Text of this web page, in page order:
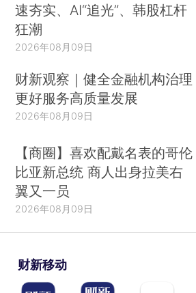
速夯实、AI“追光”、韩股杠杆
狂潮
2026年08月09日
财新观察｜健全金融机构治理
更好服务高质量发展
2026年08月09日
【商圈】喜欢配戴名表的哥伦
比亚新总统 商人出身拉美右
翼又一员
2026年08月09日
财新移动